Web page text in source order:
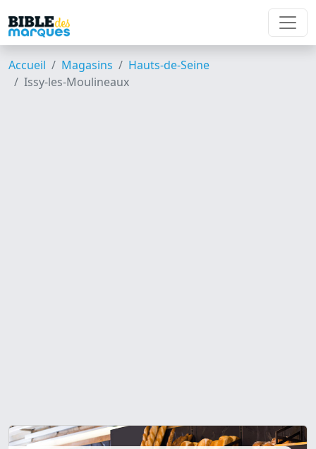
Accueil Magasins
Hauts-de-Seine
Issy-les-Moulineaux